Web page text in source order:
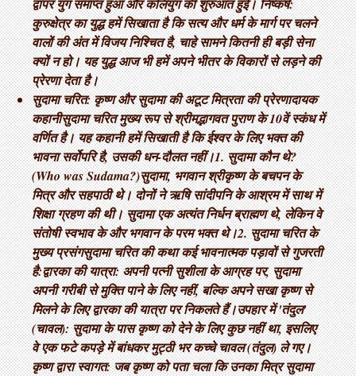
द्वापर युग समाप्त हुआ और कलियुग की शुरुआत हुई। निष्कर्ष:
कुरुक्षेत्र का युद्ध हमें सिखाता है कि सत्य और धर्म के मार्ग पर चलने
वालों की अंत में विजय निश्चित है, चाहे सामने कितनी ही बड़ी सेना
क्यों न हो। यह युद्ध आज भी हमें अपने भीतर के विकारों से लड़ने की
प्रेरणा देता है।
सुदामा चरित: कृष्ण और सुदामा की अटूट मित्रता की प्रेरणादायक
कहानी ​सुदामा चरित मुख्य रूप से श्रीमद्भागवत पुराण के 10वें स्कंध में
वर्णित है। यह कहानी हमें सिखाती है कि ईश्वर के लिए भक्त की
भावना सर्वोपरि है, उसकी धन-दौलत नहीं। ​1. सुदामा कौन थे?
(Who was Sudama?) ​सुदामा, भगवान श्रीकृष्ण के बचपन के
मित्र और सहपाठी थे। दोनों ने ऋषि सांदीपनि के आश्रम में साथ में
शिक्षा ग्रहण की थी। सुदामा एक अत्यंत निर्धन ब्राह्मण थे, लेकिन वे
संतोषी स्वभाव के और भगवान के परम भक्त थे। ​2. सुदामा चरित के
मुख्य प्रसंग ​सुदामा चरित की कथा कई भावनात्मक पड़ावों से गुजरती
है: ​द्वारका की यात्रा: अपनी पत्नी सुशीला के आग्रह पर, सुदामा
अपनी गरीबी से मुक्ति पाने के लिए नहीं, बल्कि अपने सखा कृष्ण से
मिलने के लिए द्वारका की यात्रा पर निकलते हैं। ​उपहार में 'तंदुल'
(चावल): सुदामा के पास कृष्ण को देने के लिए कुछ नहीं था, इसलिए
वे एक फटे कपड़े में बांधकर मुट्ठी भर कच्चे चावल (तंदुल) ले गए। ​
कृष्ण द्वारा स्वागत: जब कृष्ण को पता चला कि उनका मित्र सुदामा